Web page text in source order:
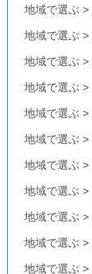
地域で選ぶ >
地域で選ぶ >
地域で選ぶ >
地域で選ぶ >
地域で選ぶ >
地域で選ぶ >
地域で選ぶ >
地域で選ぶ >
地域で選ぶ >
地域で選ぶ >
地域で選ぶ >